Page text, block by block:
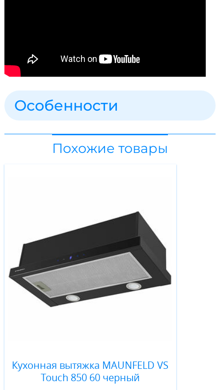
Особенности
Похожие товары
Кухонная вытяжка MAUNFELD VS
Touch 850 60 черный